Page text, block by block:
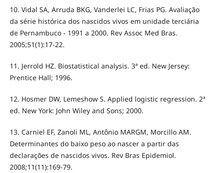
10. Vidal SA, Arruda BKG, Vanderlei LC, Frias PG. Avaliação
da série histórica dos nascidos vivos em unidade terciária
de Pernambuco - 1991 a 2000. Rev Assoc Med Bras.
2005;51(1):17-22.
11. Jerrold HZ. Biostatistical analysis. 3ª ed. New Jersey:
Prentice Hall; 1996.
12. Hosmer DW, Lemeshow S. Applied logistic regression. 2ª
ed. New York: John Wiley and Sons; 2000.
13. Carniel EF, Zanoli ML, Antônio MARGM, Morcillo AM.
Determinantes do baixo peso ao nascer a partir das
declarações de nascidos vivos. Rev Bras Epidemiol.
2008;11(11):169-79.